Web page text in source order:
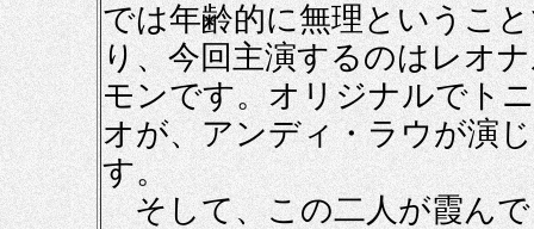
では年齢的に無理というこ
り、今回主演するのはレオ
モンです。オリジナルでト
オが、アンディ・ラウが演
す。
そして、この二人が霞んで